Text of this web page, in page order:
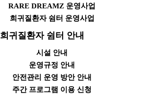
RARE DREAMZ 운영사업
희귀질환자 쉼터 운영사업
희귀질환자 쉼터 안내
시설 안내
운영규정 안내
안전관리 운영 방안 안내
주간 프로그램 이용 신청